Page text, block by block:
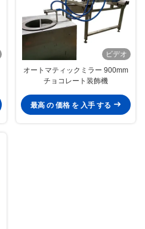
ビデオ
オートマティックミラー 900mm
チョコレート装飾機
最高 の 価格 を 入手 する